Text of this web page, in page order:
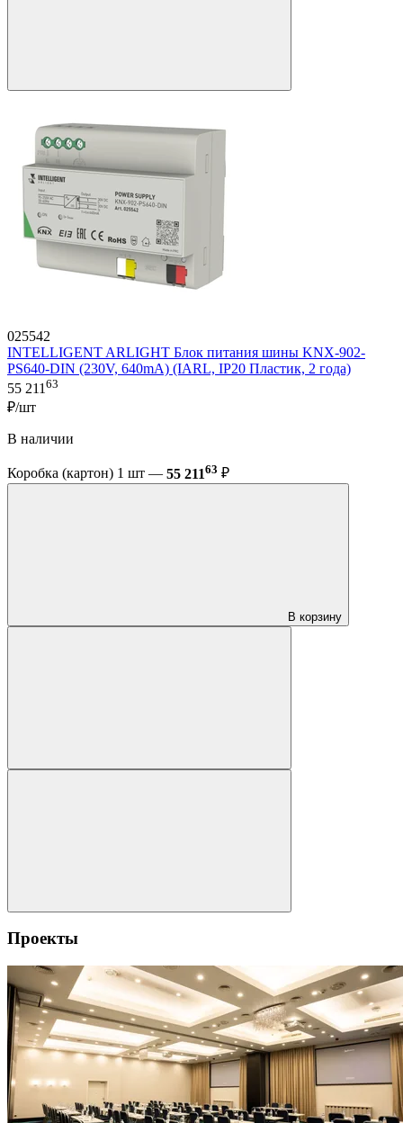
025542
INTELLIGENT ARLIGHT Блок питания шины KNX-902-
PS640-DIN (230V, 640mA) (IARL, IP20 Пластик, 2 года)
55 211 63
₽/шт
В наличии
Коробка (картон) 1 шт — 55 21163 ₽
В корзину
Проекты